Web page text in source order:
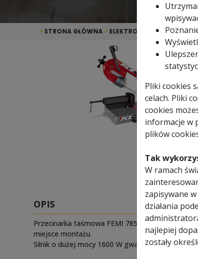
Pliki cookies
celach. Pliki
cookies
informacje w
plików
Tak
W ramach
zapisywane
działania
najlepiej
zostały
> STRONA GŁÓWNA > ELEKTRONARZĘDZIA >
OPIS
Przecinarka taśmowa FEMI 785 XL to idealne
miejsce montażu.
Silnik o dużej mocy 1600 W gwarantuje, że bez